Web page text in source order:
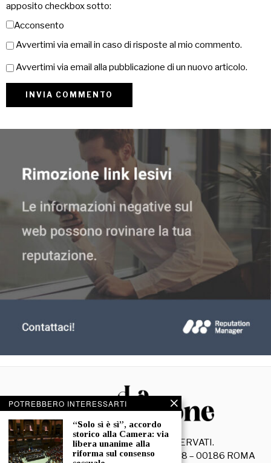
apposito checkbox sotto:
Acconsento
Avvertimi via email in caso di risposte al mio commento.
Avvertimi via email alla pubblicazione di un nuovo articolo.
© 2026- TUTTI I DIRITTI RISERVATI.
La Discussione S.r.l. – Piazza Capranica, 78 – 00186 ROMA
POTREBBERO INTERESSARTI
“Solo sì è sì”, accordo
storico alla Camera: via
libera unanime alla
riforma sul consenso